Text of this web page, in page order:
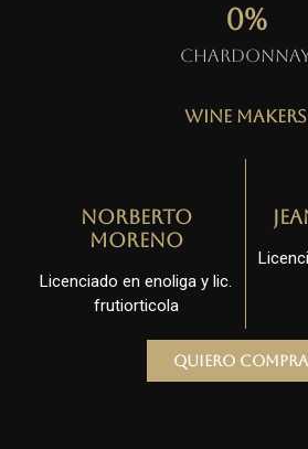
0%
Wine Makers
Norberto
Moreno
Licenciado en enoliga y lic.
frutiorticola
Quiero